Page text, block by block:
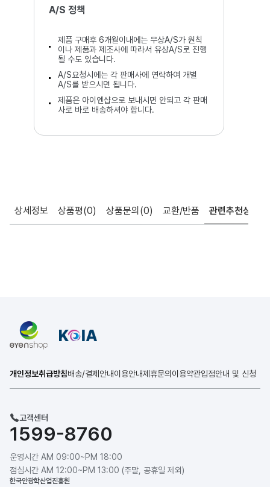
A/S 정책
제품 구매후 6개월이내에는 무상A/S가 원칙
이나 제품과 제조사에 따라서 유상A/S로 진행
될 수도 있습니다.
A/S요청시에는 각 판매사에 연락하여 개별
A/S를 받으시면 됩니다.
제품은 아이엔샵으로 보내시면 안되고 각 판매
사로 바로 배송하셔야 합니다.
상세정보 상품평(0) 상품문의 (0) 교환/반품 관련추천상품
개인정보취급방침배송/결제안내이용안내제휴문의 이용약관입점안내 및 신청
고객센터
1599-8760
운영시간 AM 09:00~PM 18:00
점심시간 AM 12:00~PM 13:00 (주말, 공휴일 제외)
한국안광학산업진흥원